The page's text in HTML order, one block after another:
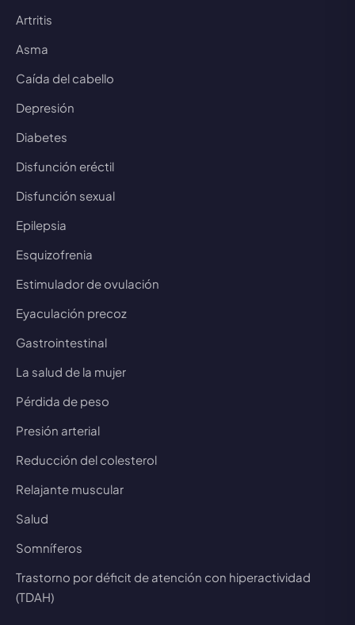
Artritis
Asma
Caída del cabello
Depresión
Diabetes
Disfunción eréctil
Disfunción sexual
Epilepsia
Esquizofrenia
Estimulador de ovulación
Eyaculación precoz
Gastrointestinal
La salud de la mujer
Pérdida de peso
Presión arterial
Reducción del colesterol
Relajante muscular
Salud
Somníferos
Trastorno por déficit de atención con hiperactividad
(TDAH)